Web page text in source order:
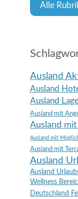
Alle
Ausland
Ausland
Ausland
Ausland mit
Ausland
Ausland mit
Ausland mit
Ausland
Ausland
Wellness
Deutschland